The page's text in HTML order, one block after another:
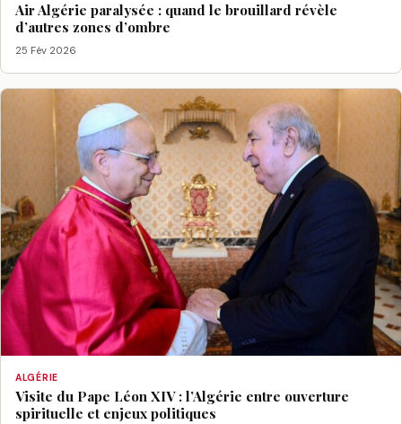
Air Algérie paralysée : quand le brouillard révèle
d’autres zones d’ombre
25 Fév 2026
ALGÉRIE
Visite du Pape Léon XIV : l’Algérie entre ouverture
spirituelle et enjeux politiques